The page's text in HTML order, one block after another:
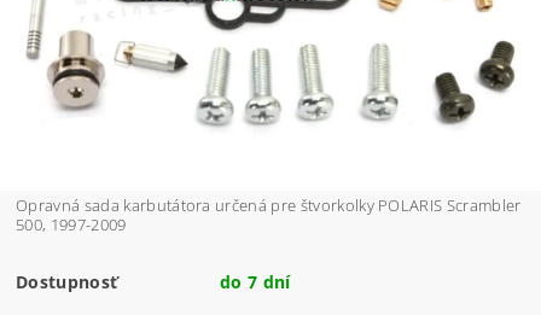
Opravná sada karbutátora určená pre štvorkolky POLARIS Scrambler
500, 1997-2009
Dostupnosť do 7 dní